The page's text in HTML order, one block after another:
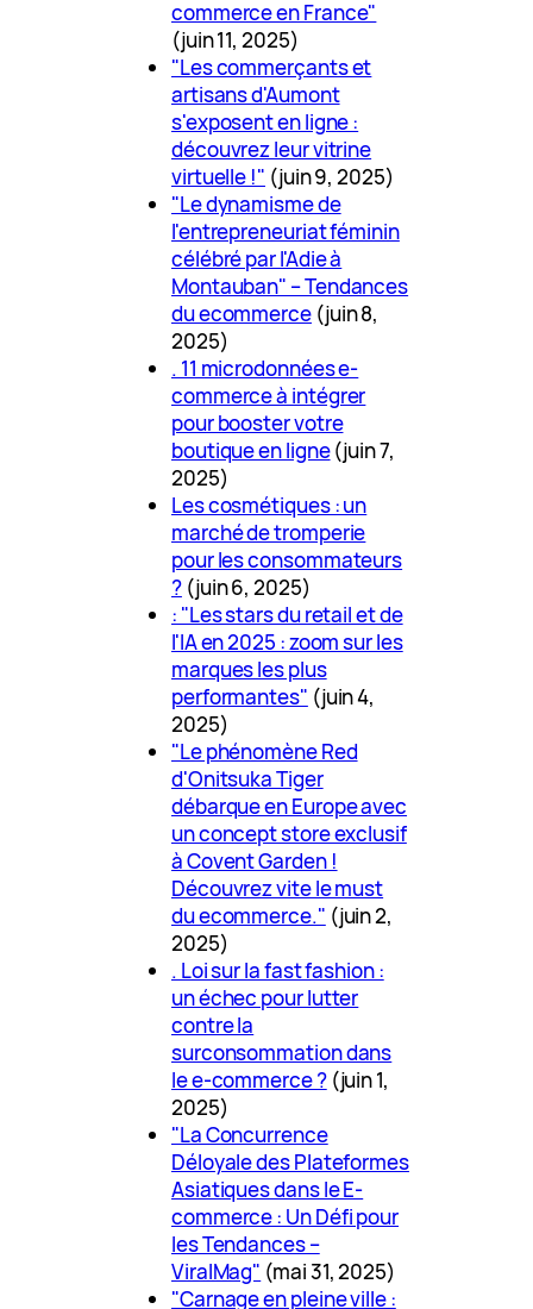
commerce en France"
(juin 11, 2025)
"Les commerçants et
artisans d'Aumont
s'exposent en ligne :
découvrez leur vitrine
virtuelle !" (juin 9, 2025)
"Le dynamisme de
l'entrepreneuriat féminin
célébré par l'Adie à
Montauban" – Tendances
du ecommerce (juin 8,
2025)
. 11 microdonnées e-
commerce à intégrer
pour booster votre
boutique en ligne(juin 7,
2025)
Les cosmétiques : un
marché de tromperie
pour les consommateurs
? (juin 6, 2025)
: "Les stars du retail et de
l'IA en 2025 : zoom sur les
marques les plus
performantes" (juin 4,
2025)
"Le phénomène Red
d'Onitsuka Tiger
débarque en Europe avec
un concept store exclusif
à Covent Garden !
Découvrez vite le must
du ecommerce." (juin 2,
2025)
. Loi sur la fast fashion :
un échec pour lutter
contre la
surconsommation dans
le e-commerce ? (juin 1,
2025)
"La Concurrence
Déloyale des Plateformes
Asiatiques dans le E-
commerce : Un Défi pour
les Tendances –
ViralMag" (mai 31, 2025)
"Carnage en pleine ville :